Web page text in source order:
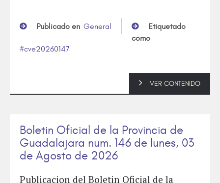
Publicado en General
Etiquetado
como
cve20260147
VER CONTENIDO
Boletin Oficial de la Provincia de
Guadalajara num. 146 de lunes, 03
de Agosto de 2026
Publicacion del Boletin Oficial de la